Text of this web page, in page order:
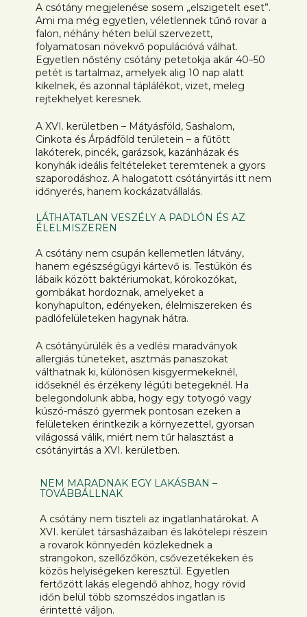
A csótány megjelenése sosem „elszigetelt eset”.
Ami ma még egyetlen, véletlennek tűnő rovar a
falon, néhány héten belül szervezett,
folyamatosan növekvő populációvá válhat.
Egyetlen nőstény csótány petetokja akár 40–50
petét is tartalmaz, amelyek alig 10 nap alatt
kikelnek, és azonnal táplálékot, vizet, meleg
rejtekhelyet keresnek.
A XVI. kerületben – Mátyásföld, Sashalom,
Cinkota és Árpádföld területein – a fűtött
lakóterek, pincék, garázsok, kazánházak és
konyhák ideális feltételeket teremtenek a gyors
szaporodáshoz. A halogatott csótányirtás itt nem
időnyerés, hanem kockázatvállalás.
LÁTHATATLAN VESZÉLY A PADLÓN ÉS AZ
ÉLELMISZEREN
A csótány nem csupán kellemetlen látvány,
hanem egészségügyi kártevő is. Testükön és
lábaik között baktériumokat, kórokozókat,
gombákat hordoznak, amelyeket a
konyhapulton, edényeken, élelmiszereken és
padlófelületeken hagynak hátra.
A csótányürülék és a vedlési maradványok
allergiás tüneteket, asztmás panaszokat
válthatnak ki, különösen kisgyermekeknél,
időseknél és érzékeny légúti betegeknél. Ha
belegondolunk abba, hogy egy totyogó vagy
kúszó-mászó gyermek pontosan ezeken a
felületeken érintkezik a környezettel, gyorsan
világossá válik, miért nem tűr halasztást a
csótányirtás a XVI. kerületben.
NEM MARADNAK EGY LAKÁSBAN –
TOVÁBBÁLLNAK
A csótány nem tiszteli az ingatlanhatárokat. A
XVI. kerület társasházaiban és lakótelepi részein
a rovarok könnyedén közlekednek a
strangokon, szellőzőkön, csővezetékeken és
közös helyiségeken keresztül. Egyetlen
fertőzött lakás elegendő ahhoz, hogy rövid
időn belül több szomszédos ingatlan is
érintetté váljon.